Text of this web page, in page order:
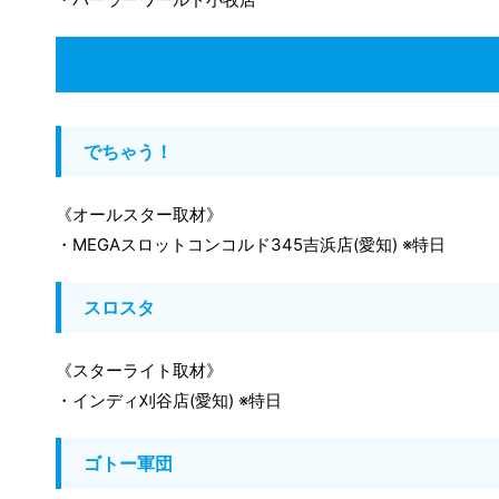
でちゃう！
《オールスター取材》
・MEGAスロットコンコルド345吉浜店(愛知) ※特日
スロスタ
《スターライト取材》
・インディ刈谷店(愛知) ※特日
ゴトー軍団